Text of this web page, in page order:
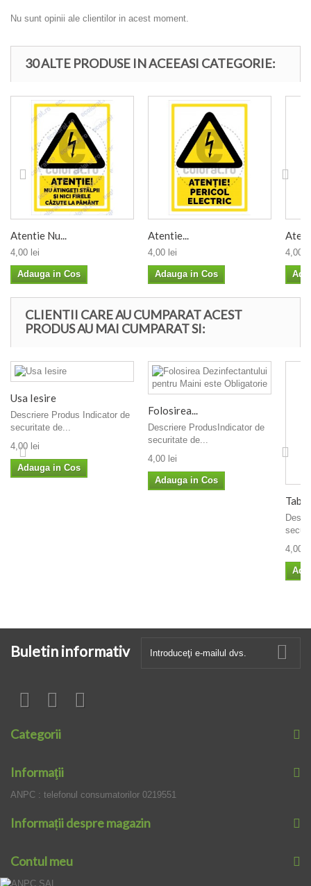
Nu sunt opinii ale clientilor in acest moment.
30 ALTE PRODUSE IN ACEEASI CATEGORIE:
Atentie Nu...
4,00 lei
Adauga in Cos
Atentie...
4,00 lei
Adauga in Cos
4,00
CLIENTII CARE AU CUMPARAT ACEST
PRODUS AU MAI CUMPARAT SI:
Usa Iesire
Descriere Produs Indicator de
securitate de...
4,00 lei
Adauga in Cos
Folosirea...
Descriere ProdusIndicator de
securitate de...
4,00 lei
Adauga in Cos
4,00
Buletin informativ
Categorii
Informaţii
ANPC : telefonul consumatorilor 0219551
Informații despre magazin
Contul meu